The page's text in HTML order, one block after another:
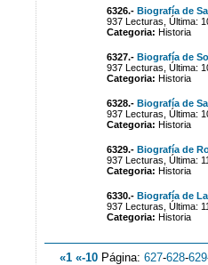
6326.- Biografía de
937 Lecturas, Última:
Categoria: Historia
6327.- Biografía de
937 Lecturas, Última:
Categoria: Historia
6328.- Biografía de
937 Lecturas, Última:
Categoria: Historia
6329.- Biografía de
937 Lecturas, Última:
Categoria: Historia
6330.- Biografía de
937 Lecturas, Última:
Categoria: Historia
«1 «-10 Página: 627-628-629